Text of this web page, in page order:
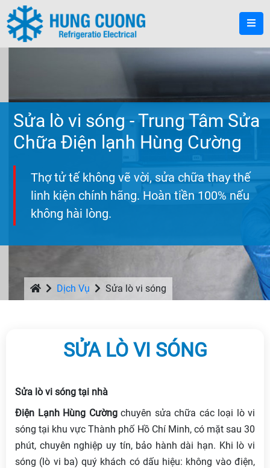
Sửa lò vi sóng - Trung Tâm Sửa
Chữa Điện lạnh Hùng Cường
Thợ tử tế không vẽ vời, sửa chữa thay thế
linh kiện chính hãng. Hoàn tiền 100% nếu
không hài lòng.
Dịch Vụ Sửa lò vi sóng
SỬA LÒ VI SÓNG
Sửa lò vi sóng tại nhà
Điện Lạnh Hùng Cườngchuyên sửa chữa các loại lò vi
sóng tại khu vực Thành phố Hồ Chí Minh, có mặt sau 30
phút, chuyên nghiệp uy tín, bảo hành dài hạn. Khi lò vi
sóng (lò vi ba) quý khách có dấu hiệu: không vào điện,